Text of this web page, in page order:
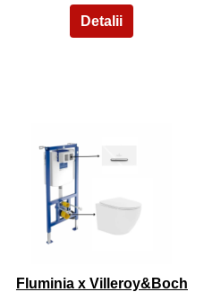
18
Fluminia x Villeroy&Boch